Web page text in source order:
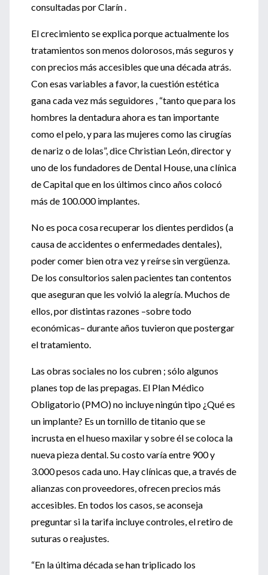
consultadas por Clarín .
El crecimiento se explica porque actualmente los
tratamientos son menos dolorosos, más seguros y
con precios más accesibles que una década atrás.
Con esas variables a favor, la cuestión estética
gana cada vez más seguidores , “tanto que para los
hombres la dentadura ahora es tan importante
como el pelo, y para las mujeres como las cirugías
de nariz o de lolas”, dice Christian León, director y
uno de los fundadores de Dental House, una clínica
de Capital que en los últimos cinco años colocó
más de 100.000 implantes.
No es poca cosa recuperar los dientes perdidos (a
causa de accidentes o enfermedades dentales),
poder comer bien otra vez y reírse sin vergüenza.
De los consultorios salen pacientes tan contentos
que aseguran que les volvió la alegría. Muchos de
ellos, por distintas razones –sobre todo
económicas– durante años tuvieron que postergar
el tratamiento.
Las obras sociales no los cubren ; sólo algunos
planes top de las prepagas. El Plan Médico
Obligatorio (PMO) no incluye ningún tipo ¿Qué es
un implante? Es un tornillo de titanio que se
incrusta en el hueso maxilar y sobre él se coloca la
nueva pieza dental. Su costo varía entre 900 y
3.000 pesos cada uno. Hay clínicas que, a través de
alianzas con proveedores, ofrecen precios más
accesibles. En todos los casos, se aconseja
preguntar si la tarifa incluye controles, el retiro de
suturas o reajustes.
“En la última década se han triplicado los